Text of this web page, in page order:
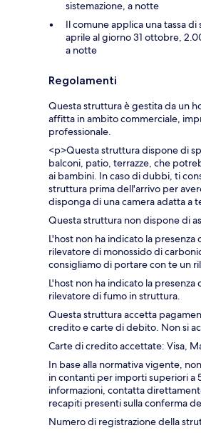
sistemazione, a notte
Il comune applica una tassa
aprile al giorno 31 ottobre,
a notte
Regolamenti
Questa struttura è gestita da un
affitta in ambito commerciale,
professionale.
<p>Questa struttura dispone di
balconi, patio, terrazze, che
ai bambini. In caso di dubbi, ti
struttura prima dell'arrivo per
disponga di una camera adatta a
Questa struttura non dispone di
L'host non ha indicato la presenza
rilevatore di monossido di
consigliamo di portare con te un
L'host non ha indicato la presenza
rilevatore di fumo in struttura.
Questa struttura accetta
credito e carte di debito. Non si
Carte di credito accettate: Visa,
In base alla normativa vigente,
in contanti per importi superiori a
informazioni, contatta
recapiti presenti sulla conferma
Numero di registrazione della